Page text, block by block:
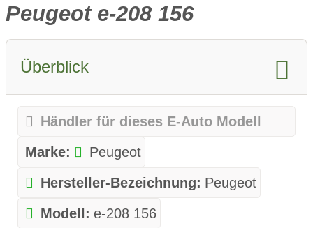
Peugeot e-208 156
Überblick
Händler für dieses E-Auto Modell
Marke:
Peugeot
Hersteller-Bezeichnung: Peugeot
Modell: e-208 156